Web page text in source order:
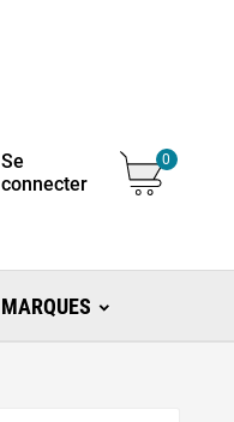
Se
connecter
0
MARQUES